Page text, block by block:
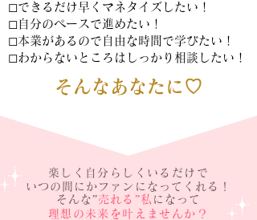
◻︎できるだけ早くマネタイズしたい！
◻︎自分のペースで進めたい！
◻︎本業があるので自由な時間で学びたい！
◻︎わからないところはしっかり相談したい！
そんなあなたに♡
楽しく自分らしくいるだけで
いつの間にかファンになってくれる！
そんな”​売れる”私 になって
理想の未来を叶えませんか？​